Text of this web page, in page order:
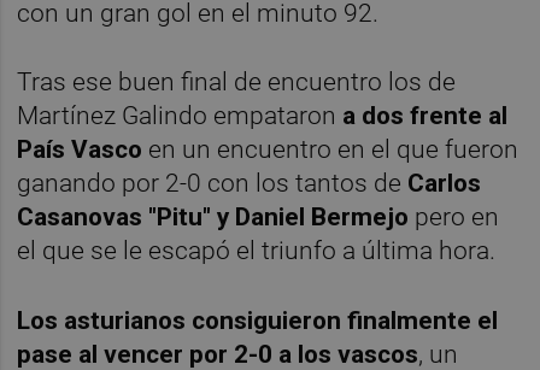
con un gran gol en el minuto 92.
Tras ese buen final de encuentro los de
Martínez Galindo empataron a dos frente al
País Vasco en un encuentro en el que fueron
ganando por 2-0 con los tantos de Carlos
Casanovas "Pitu" y Daniel Bermejo pero en
el que se le escapó el triunfo a última hora.
Los asturianos consiguieron finalmente el
pase al vencer por 2-0 a los vascos, un